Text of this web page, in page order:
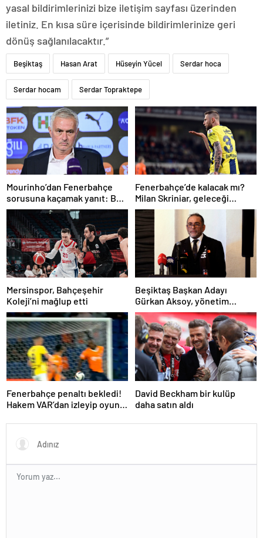
yasal bildirimlerinizi bize iletişim sayfası üzerinden
iletiniz. En kısa süre içerisinde bildirimlerinize geri
dönüş sağlanılacaktır.”
Beşiktaş Hasan Arat Hüseyin Yücel Serdar hoca
Serdar hocam Serdar Topraktepe
Mourinho’dan Fenerbahçe
sorusuna kaçamak yanıt: Bu
soruyu anlamadım
Fenerbahçe’de kalacak mı?
Milan Skriniar, geleceği
hakkında konuştu
Mersinspor, Bahçeşehir
Koleji’ni mağlup etti
Beşiktaş Başkan Adayı
Gürkan Aksoy, yönetim
kurulunu tanıttı
Fenerbahçe penaltı bekledi!
Hakem VAR’dan izleyip oyunu
David Beckham bir kulüp
daha satın aldı